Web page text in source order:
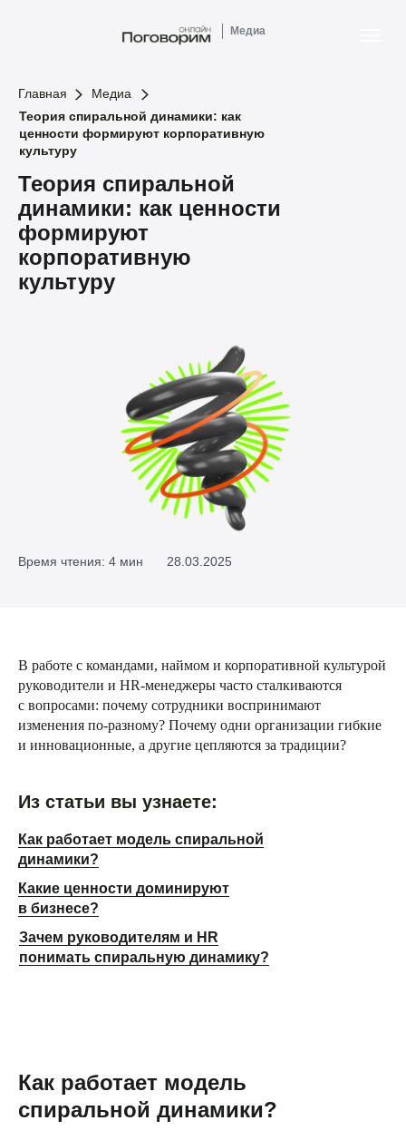
Медиа
Теория спиральной
динамики: как ценности
формируют
корпоративную
культуру
28.03.2025
Время чтения: 4 мин
Теория спиральной динамики: как
ценности формируют корпоративную
культуру
Медиа
Главная
В работе с командами, наймом и корпоративной культурой
руководители и HR-менеджеры часто сталкиваются
с вопросами: почему сотрудники воспринимают
изменения по-разному? Почему одни организации гибкие
и инновационные, а другие цепляются за традиции?
Из статьи вы узнаете:
Какие ценности доминируют
в бизнесе?
Как работает модель спиральной
динамики?
Зачем руководителям и HR
понимать спиральную динамику?
Как работает модель
спиральной динамики?